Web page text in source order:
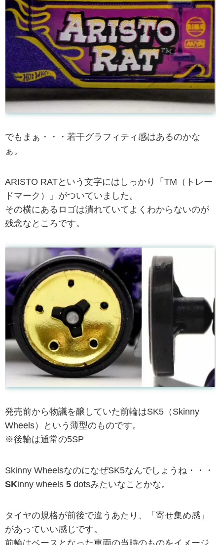
でもまぁ・・・若干グラフィティ感はあるのかな
ぁ。
ARISTO RATという文字にはしっかり「TM（トレー
ドマーク）」がついていました。
その横にあるロゴは潰れていてよくわからないのが
残念なところです。
発売前から物議を醸していた前輪はSK5（Skinny
Wheels）という薄型のものです。
※後輪は通常の5SP
Skinny WheelsなのになぜSK5なんでしょうね・・・
SKinny wheels 5 dotsみたいなことかな。
タイヤの規格が前後で違うあたり、「寄せ集め感」
があっていい感じです。
前輪はベースとなった車両の当時のものをイメージ